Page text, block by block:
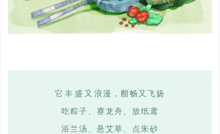
它丰盛又浪漫，酣畅又飞扬
吃粽子、赛龙舟、放纸鸢
浴兰汤、悬艾草、点朱砂